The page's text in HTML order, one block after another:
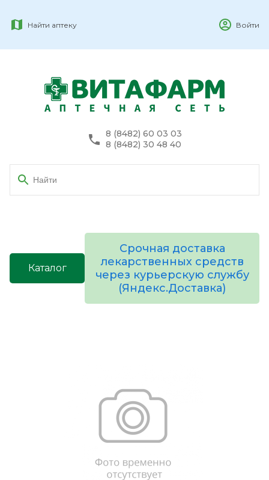
Найти аптеку Войти
8 (8482) 60 03 03
8 (8482) 30 48 40
Каталог
Срочная доставка
лекарственных средств
через курьерскую службу
(Яндекс.Доставка)